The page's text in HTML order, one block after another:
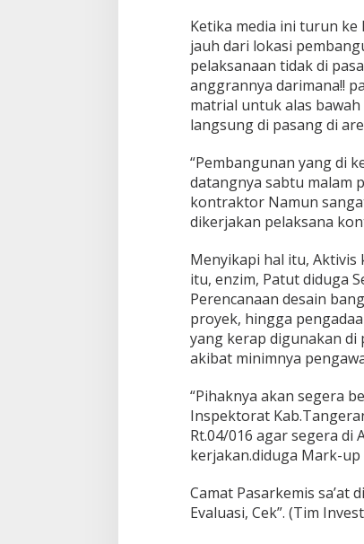
Ketika media ini turun
jauh dari lokasi
pelaksanaan tidak di
anggrannya darimana!!
matrial untuk alas
langsung di pasang di
“Pembangunan yang di
datangnya sabtu malam
kontraktor Namun
dikerjakan pelaksana
Menyikapi hal itu,
itu, enzim, Patut diduga
Perencanaan desain
proyek, hingga
yang kerap digunakan
akibat minimnya
“Pihaknya akan segera
Inspektorat
Rt.04/016 agar segera di
kerjakan.diduga Mark-
Camat Pasarkemis sa’at
Evaluasi, Cek”. (Tim